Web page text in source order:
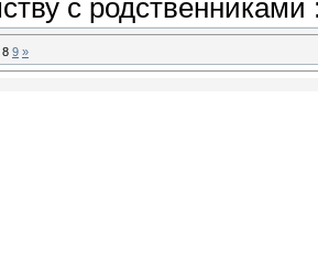
с родственниками
8 9 »